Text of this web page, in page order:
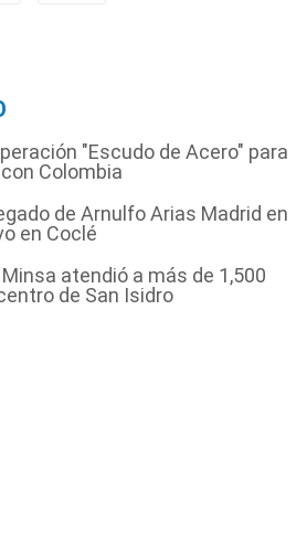
"Escudo de Acero" para
Colombia
de Arnulfo Arias Madrid en
en Coclé
atendió a más de 1,500
de San Isidro